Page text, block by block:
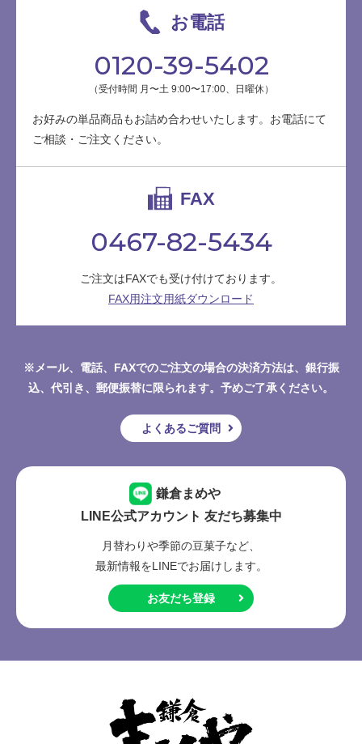
お電話
0120-39-5402
（受付時間 月〜土 9:00〜17:00、日曜休）
お好みの単品商品もお詰め合わせいたします。お電話にて
ご相談・ご注文ください。
FAX
0467-82-5434
ご注文はFAXでも受け付けております。
FAX用注文用紙ダウンロード
※メール、電話、FAXでのご注文の場合の決済方法は、銀行振
込、代引き、郵便振替に限られます。予めご了承ください。
よくあるご質問
鎌倉まめや
LINE公式アカウント 友だち募集中
月替わりや季節の豆菓子など、
最新情報をLINEでお届けします。
お友だち登録